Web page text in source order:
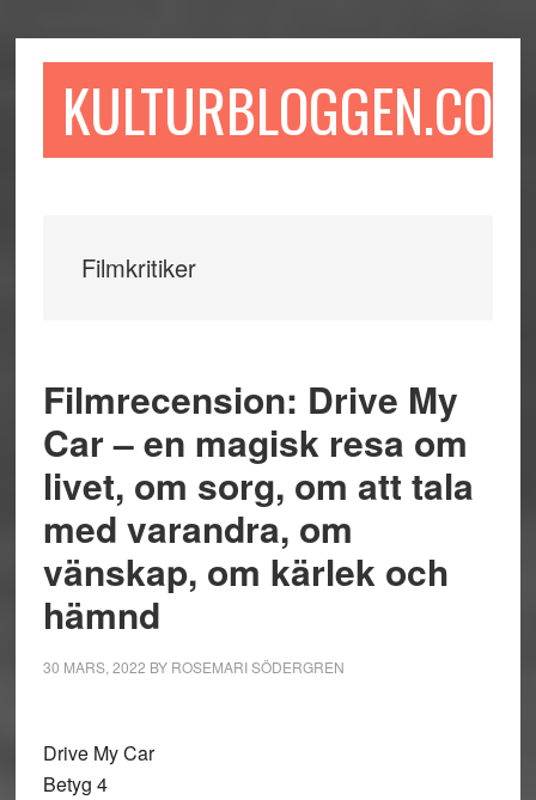
till
till
sidofältet
till
KULTURBLOGGEN.COM
Filmkritiker
Filmrecension: Drive My
Car – en magisk resa om
livet, om sorg, om att tala
med varandra, om
vänskap, om kärlek och
hämnd
30 MARS, 2022 BY ROSEMARI SÖDERGREN
Drive My Car
Betyg 4